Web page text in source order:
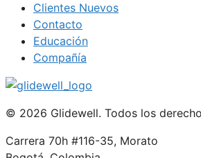
Clientes Nuevos
Contacto
Educación
Compañía
© 2026 Glidewell. Todos los
Carrera 70h #116-35, Morato